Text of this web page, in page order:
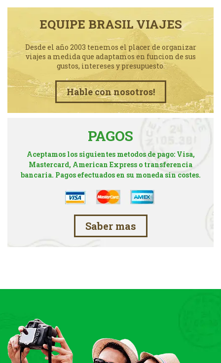
EQUIPE BRASIL VIAJES
Desde el año 2003 tenemos el placer de organizar
viajes a medida que adaptamos en funcion de sus
gustos, intereses y presupuesto.
Hable con nosotros!
PAGOS
Aceptamos los siguientes metodos de pago: Visa,
Mastercard, American Express o transferencia
bancaria. Pagos efectuados en su moneda sin costes.
Saber mas